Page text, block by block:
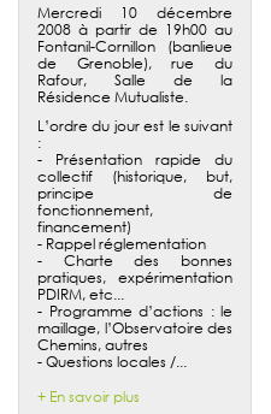
Mercredi 10 décembre
2008 à partir de 19h00 au
Fontanil-Cornillon (banlieue
de Grenoble), rue du
Rafour, Salle de la
Résidence Mutualiste.
L’ordre du jour est le suivant
:
- Présentation rapide du
collectif (historique, but,
principe de
fonctionnement,
financement)
- Rappel réglementation
- Charte des bonnes
pratiques, expérimentation
PDIRM, etc...
- Programme d’actions : le
maillage, l’Observatoire des
Chemins, autres
- Questions locales /...
+ En savoir plus